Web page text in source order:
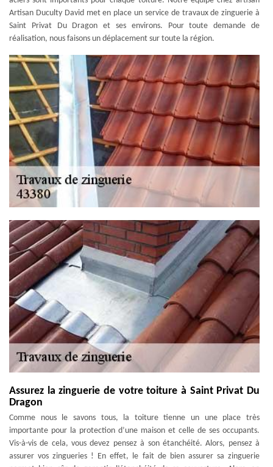
Artisan Duculty David met en place un service de travaux de zinguerie à
Saint Privat Du Dragon et ses environs. Pour toute demande de
réalisation, nous faisons un déplacement sur toute la région.
Assurez la zinguerie de votre toiture à Saint Privat Du
Dragon
Comme nous le savons tous, la toiture tienne un une place très
importante pour la protection d’une maison et celle de ses occupants.
Vis-à-vis de cela, vous devez pensez à son étanchéité. Alors, pensez à
assurer vos zingueries ! En effet, le fait de bien assurer sa zinguerie